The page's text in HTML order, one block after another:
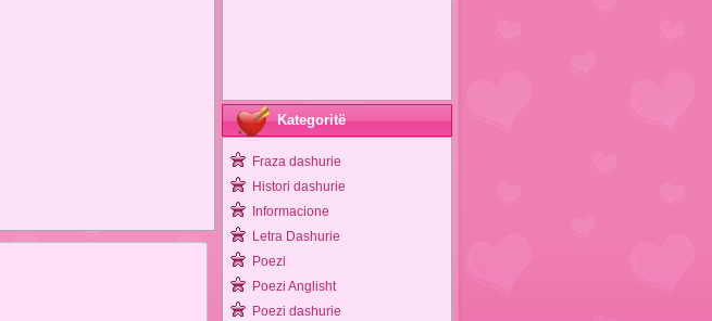
Kategoritë
Fraza dashurie
Histori dashurie
Informacione
Letra Dashurie
Poezi
Poezi Anglisht
Poezi dashurie